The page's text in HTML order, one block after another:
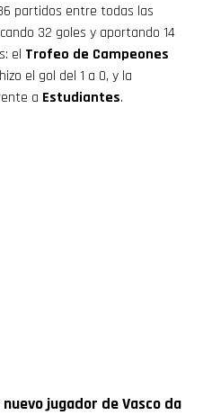
partidos entre todas las
32 goles y aportando 14
el Trofeo de Campeones
el gol del 1 a 0, y la
a Estudiantes.
jugador de Vasco da